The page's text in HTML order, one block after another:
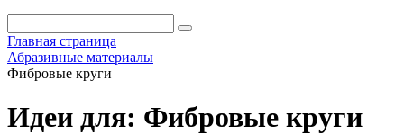
Главная страница
Абразивные материалы
Фибровые круги
Идеи для: Фибровые круги